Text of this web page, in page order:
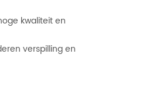
kwaliteit en
verspilling en